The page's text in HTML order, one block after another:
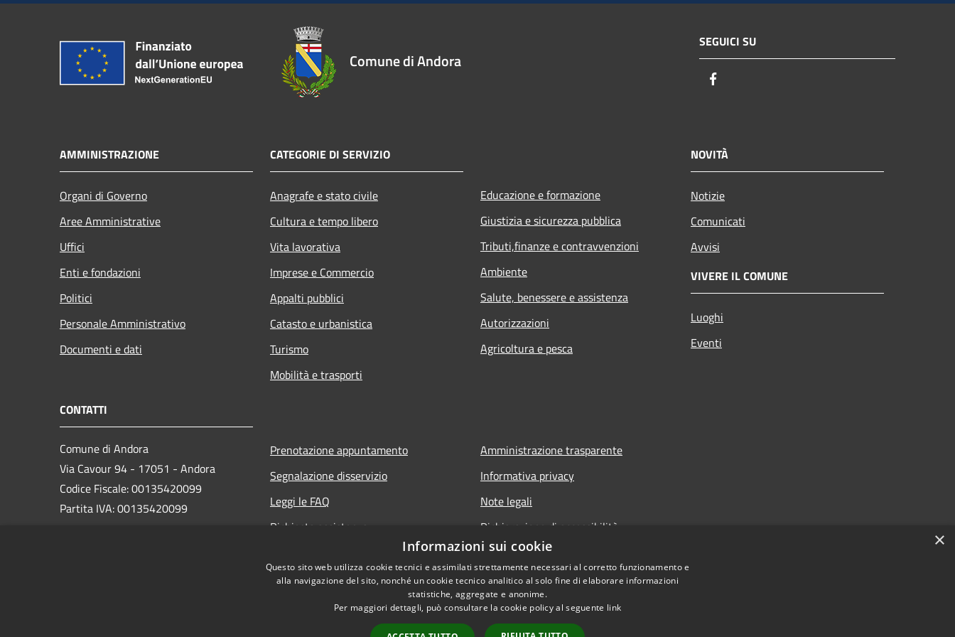
Comune di Andora
SEGUICI SU
AMMINISTRAZIONE
Organi di Governo
Aree Amministrative
Uffici
Enti e fondazioni
Politici
Personale Amministrativo
Documenti e dati
CATEGORIE DI SERVIZIO
Anagrafe e stato civile
Cultura e tempo libero
Vita lavorativa
Imprese e Commercio
Appalti pubblici
Catasto e urbanistica
Turismo
Mobilità e trasporti
Educazione e formazione
Giustizia e sicurezza pubblica
Tributi,finanze e contravvenzioni
Ambiente
Salute, benessere e assistenza
Autorizzazioni
Agricoltura e pesca
NOVITÀ
Notizie
Comunicati
Avvisi
VIVERE IL COMUNE
Luoghi
Eventi
CONTATTI
Comune di Andora
Via Cavour 94 - 17051 - Andora
Codice Fiscale: 00135420099
Partita IVA: 00135420099
Prenotazione appuntamento
Segnalazione disservizio
Leggi le FAQ
Richiesta assistenza
Amministrazione trasparente
Informativa privacy
Note legali
Dichiarazione di accessibilità
×
Informazioni sui cookie
Questo sito web utilizza cookie tecnici e assimilati strettamente necessari al corretto funzionamento e
alla navigazione del sito, nonché un cookie tecnico analitico al solo fine di elaborare informazioni
statistiche, aggregate e anonime.
Per maggiori dettagli, può consultare la cookie policy al seguente link